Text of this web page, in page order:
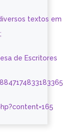
textos em
de Escritores